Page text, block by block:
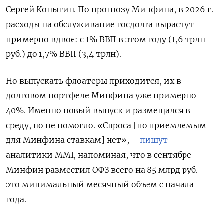
Сергей Коныгин. По прогнозу Минфина, в 2026 г.
расходы на обслуживание госдолга вырастут
примерно вдвое: с 1% ВВП в этом году (1,6 трлн
руб.) до 1,7% ВВП (3,4 трлн).
Но выпускать флоатеры приходится, их в
долговом портфеле Минфина уже примерно
40%. Именно новый выпуск и размещался в
среду, но не помогло. «Спроса [по приемлемым
для Минфина ставкам] нет», – пишут
аналитики MMI, напоминая, что в сентябре
Минфин разместил ОФЗ всего на 85 млрд руб. –
это минимальный месячный объем с начала
года.